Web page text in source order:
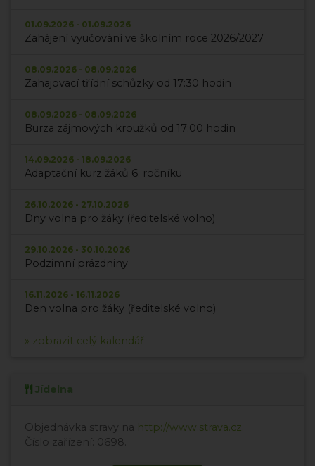
01.09.2026 - 01.09.2026
Zahájení vyučování ve školním roce 2026/2027
08.09.2026 - 08.09.2026
Zahajovací třídní schůzky od 17:30 hodin
08.09.2026 - 08.09.2026
Burza zájmových kroužků od 17:00 hodin
14.09.2026 - 18.09.2026
Adaptační kurz žáků 6. ročníku
26.10.2026 - 27.10.2026
Dny volna pro žáky (ředitelské volno)
29.10.2026 - 30.10.2026
Podzimní prázdniny
16.11.2026 - 16.11.2026
Den volna pro žáky (ředitelské volno)
» zobrazit celý kalendář
Jídelna
Objednávka stravy na http://www.strava.cz
Číslo zařízení: 0698.